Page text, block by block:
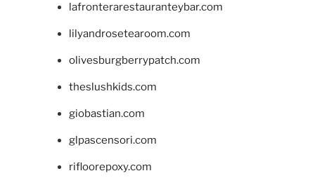
lafronterarestauranteybar.com
lilyandrosetearoom.com
olivesburgberrypatch.com
theslushkids.com
giobastian.com
glpascensori.com
rifloorepoxy.com